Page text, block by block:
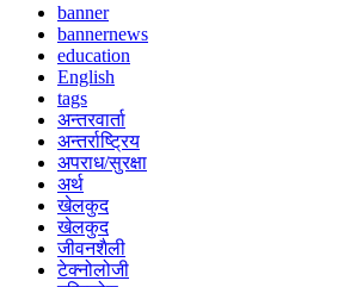
banner
bannernews
education
English
tags
अन्तरवार्ता
अन्तर्राष्ट्रिय
अपराध/सुरक्षा
अर्थ
खेलकुद
खेलकुद
जीवनशैली
टेक्नोलोजी